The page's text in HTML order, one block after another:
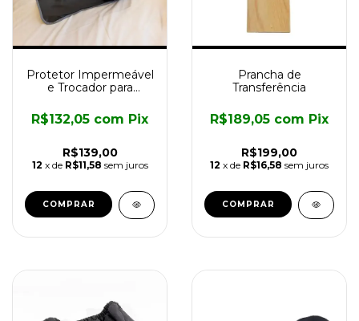
Protetor Impermeável
e Trocador para
R$139,00
R$132,05 com Pix
12 x de R$11,58 sem juros
Prancha de
Transferência
R$199,00
R$189,05 com Pix
12 x de R$16,58 sem juros